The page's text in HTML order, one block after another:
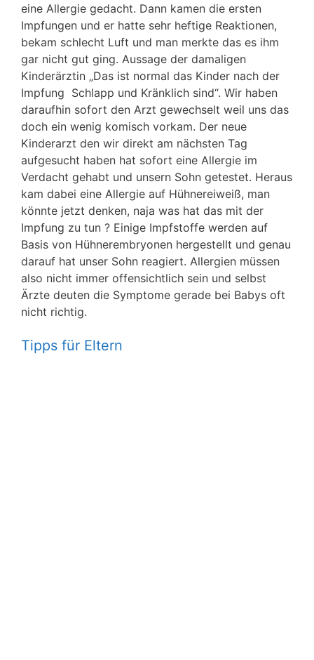
eine Allergie gedacht. Dann kamen die ersten
Impfungen und er hatte sehr heftige Reaktionen,
bekam schlecht Luft und man merkte das es ihm
gar nicht gut ging. Aussage der damaligen
Kinderärztin „Das ist normal das Kinder nach der
Impfung Schlapp und Kränklich sind“. Wir haben
daraufhin sofort den Arzt gewechselt weil uns das
doch ein wenig komisch vorkam. Der neue
Kinderarzt den wir direkt am nächsten Tag
aufgesucht haben hat sofort eine Allergie im
Verdacht gehabt und unsern Sohn getestet. Heraus
kam dabei eine Allergie auf Hühnereiweiß, man
könnte jetzt denken, naja was hat das mit der
Impfung zu tun ? Einige Impfstoffe werden auf
Basis von Hühnerembryonen hergestellt und genau
darauf hat unser Sohn reagiert. Allergien müssen
also nicht immer offensichtlich sein und selbst
Ärzte deuten die Symptome gerade bei Babys oft
nicht richtig.
Tipps für Eltern